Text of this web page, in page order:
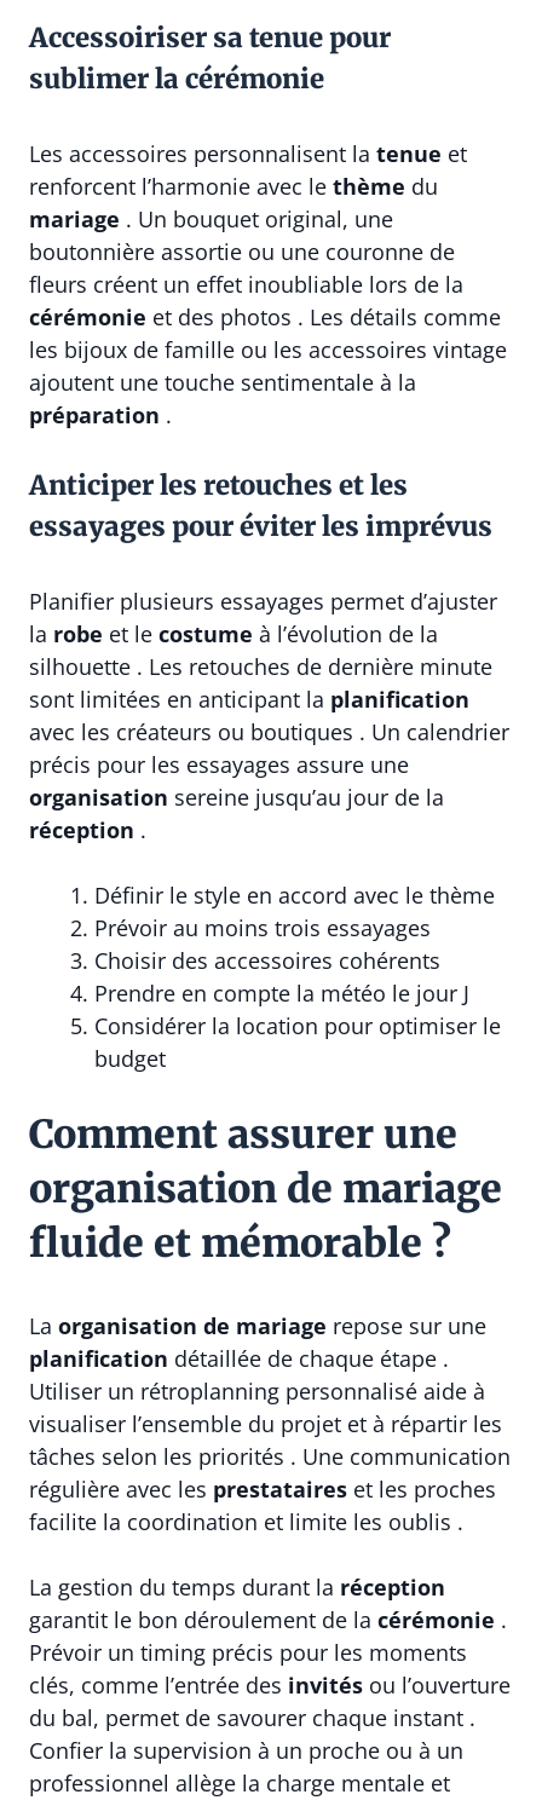
Accessoiriser sa tenue pour
sublimer la cérémonie
Les accessoires personnalisent la tenue et
renforcent l’harmonie avec le thème du
mariage . Un bouquet original, une
boutonnière assortie ou une couronne de
fleurs créent un effet inoubliable lors de la
cérémonie et des photos . Les détails comme
les bijoux de famille ou les accessoires vintage
ajoutent une touche sentimentale à la
préparation .
Anticiper les retouches et les
essayages pour éviter les imprévus
Planifier plusieurs essayages permet d’ajuster
la robe et le costume à l’évolution de la
silhouette . Les retouches de dernière minute
sont limitées en anticipant la planification
avec les créateurs ou boutiques . Un calendrier
précis pour les essayages assure une
organisation sereine jusqu’au jour de la
réception .
Définir le style en accord avec le thème
Prévoir au moins trois essayages
Choisir des accessoires cohérents
Prendre en compte la météo le jour J
Considérer la location pour optimiser le
budget
Comment assurer une
organisation de mariage
fluide et mémorable ?
La organisation de mariage repose sur une
planification détaillée de chaque étape .
Utiliser un rétroplanning personnalisé aide à
visualiser l’ensemble du projet et à répartir les
tâches selon les priorités . Une communication
régulière avec les prestataires et les proches
facilite la coordination et limite les oublis .
La gestion du temps durant la réception
garantit le bon déroulement de la cérémonie .
Prévoir un timing précis pour les moments
clés, comme l’entrée des invités ou l’ouverture
du bal, permet de savourer chaque instant .
Confier la supervision à un proche ou à un
professionnel allège la charge mentale et